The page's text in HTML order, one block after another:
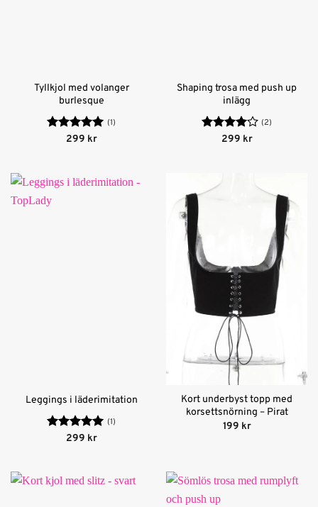
Tyllkjol med volanger
burlesque
Betygsatt5
(1)
299 kr
Shaping trosa med push up
inlägg
Betygsatt
(2)
299 kr
Leggings i läderimitation
Betygsatt5
(1)
299 kr
Kort underbyst topp med
korsettsnörning – Pirat
199 kr